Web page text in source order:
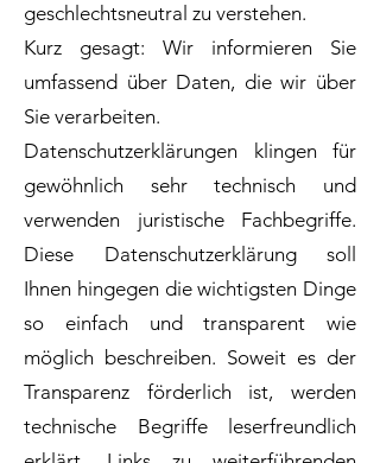
geschlechtsneutral zu verstehen.
Kurz gesagt: Wir informieren Sie
umfassend über Daten, die wir über
Sie verarbeiten.
Datenschutzerklärungen klingen für
gewöhnlich sehr technisch und
verwenden juristische Fachbegriffe.
Diese Datenschutzerklärung soll
Ihnen hingegen die wichtigsten Dinge
so einfach und transparent wie
möglich beschreiben. Soweit es der
Transparenz förderlich ist, werden
technische Begriffe leserfreundlich